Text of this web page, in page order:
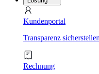
Kundenportal
Transparenz
Rechnung